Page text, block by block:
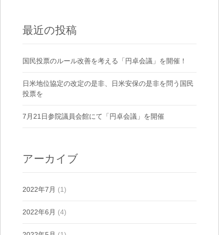
最近の投稿
国民投票のルール改善を考える「円卓会議」を開催！
日米地位協定の改定の是非、日米安保の是非を問う国民
投票を
7月21日参院議員会館にて「円卓会議」を開催
アーカイブ
2022年7月 (1)
2022年6月 (4)